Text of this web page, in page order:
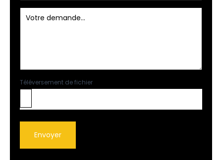
Téléversement de fichier
Envoyer